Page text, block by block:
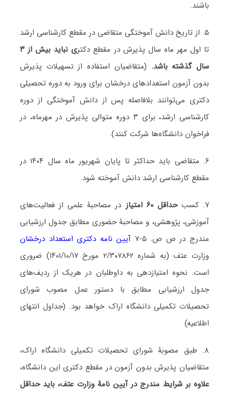
باشند.
۵. از تاریخ دانش آموختگی متقاضی در مقطع کارشناسی ارشد
تا اول مهر ماه سال پذیرش در مقطع دکتر
ی نباید بیش از ۳
سال گذشته باشد. (متقاضیان استفاده از تسهیلات پذیرش
بدون آزمون استعدادهای درخشان برای ورود به دوره تحصیلی
دکتری می‌توانند بلافاصله پس از دانش آموختگی از دوره
کارشناسی ارشد، برای ۳ دوره متوالی پذیرش در مهرماه، در
فراخوان دانشگاه‌ها شرکت کنند).
۶. متقاضی باید حداکثر تا پایان شهریور ماه سال ۱۴۰۴ در
مقطع کارشناسی ارشد دانش آموخته شود.
۷. کسب حداقل ۶۰ امتیاز
در مصاحبۀ علمی از فعالیت‌های
آموزشی، پژوهشی، و مصاحبۀ حضوری مطابق جدول ارزشیابی
مندرج در ص ص. ۵-۷
آیین نامه دکتری استعداد درخشان
وزارت عتف (به شماره ۲/۳۰۷۸۶۲ مورخ ۱۴۰۱/۱۰/۱۷) ضروری
است. نحوه امتیازدهی به داوطلبان در هریک از ردیف‌های
جدول ارزشیابی مطابق با دستور عمل مصوب شورای
تحصیلات تکمیلی دانشگاه اراک خواهد بود. (جداول انتهای
اطلاعیه)
۸. طبق مصوبۀ شورای تحصیلات تکمیلی دانشگاه اراک،
متقاضیان پذیرش بدون آزمون در مقطع دکتری این دانشگاه،
علاوه بر شرایط مندرج در آیین نامۀ وزارت عتف، باید حداقل